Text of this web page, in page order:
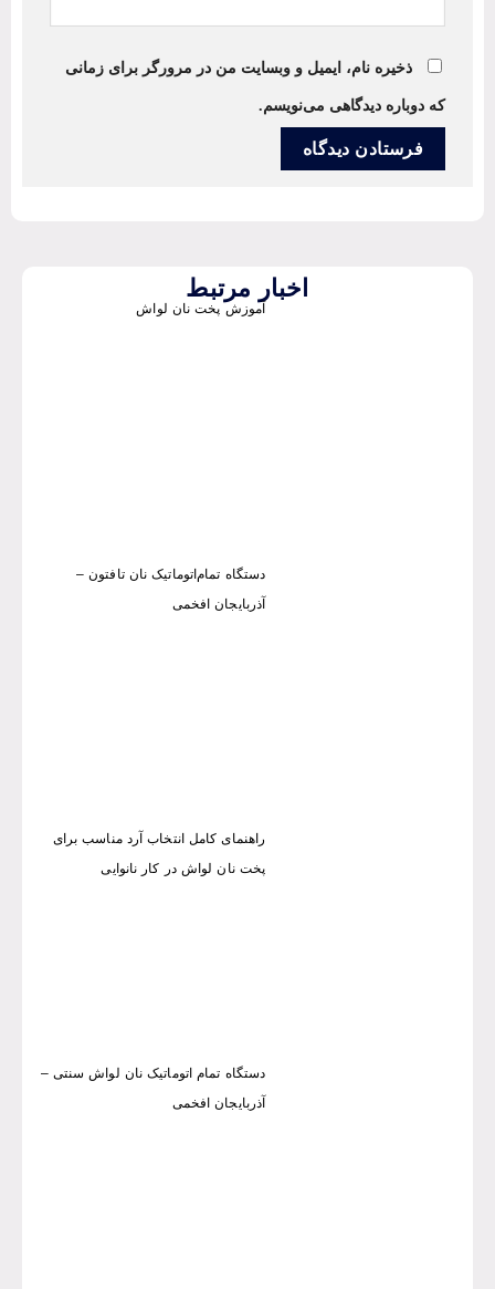
ذخیره نام، ایمیل و وبسایت من در مرورگر برای زمانی
که دوباره دیدگاهی می‌نویسم.
اخبار مرتبط
آموزش پخت نان لواش
دستگاه تمام‌اتوماتیک نان تافتون –
آذربایجان افخمی
راهنمای کامل انتخاب آرد مناسب برای
پخت نان لواش در کار نانوایی
دستگاه تمام اتوماتیک نان لواش سنتی –
آذربایجان افخمی